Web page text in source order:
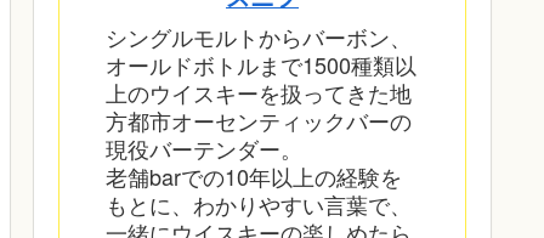
シングルモルトからバーボン、
オールドボトルまで1500種類以
上のウイスキーを扱ってきた地
方都市オーセンティックバーの
現役バーテンダー。
老舗barでの10年以上の経験を
もとに、わかりやすい言葉で、